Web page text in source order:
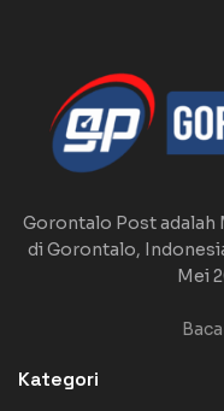
Gorontalo Post adalah
di Gorontalo,
Mei
Kategori